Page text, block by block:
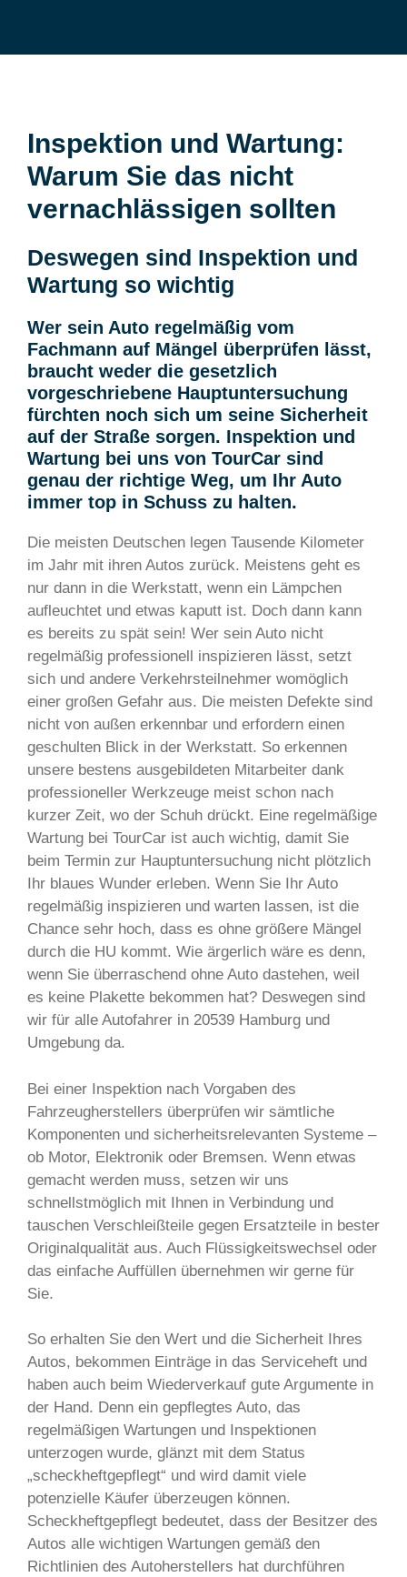
Inspektion und Wartung:
Warum Sie das nicht
vernachlässigen sollten
Deswegen sind Inspektion und
Wartung so wichtig
Wer sein Auto regelmäßig vom
Fachmann auf Mängel überprüfen lässt,
braucht weder die gesetzlich
vorgeschriebene Hauptuntersuchung
fürchten noch sich um seine Sicherheit
auf der Straße sorgen. Inspektion und
Wartung bei uns von TourCar sind
genau der richtige Weg, um Ihr Auto
immer top in Schuss zu halten.
Die meisten Deutschen legen Tausende Kilometer
im Jahr mit ihren Autos zurück. Meistens geht es
nur dann in die Werkstatt, wenn ein Lämpchen
aufleuchtet und etwas kaputt ist. Doch dann kann
es bereits zu spät sein! Wer sein Auto nicht
regelmäßig professionell inspizieren lässt, setzt
sich und andere Verkehrsteilnehmer womöglich
einer großen Gefahr aus. Die meisten Defekte sind
nicht von außen erkennbar und erfordern einen
geschulten Blick in der Werkstatt. So erkennen
unsere bestens ausgebildeten Mitarbeiter dank
professioneller Werkzeuge meist schon nach
kurzer Zeit, wo der Schuh drückt. Eine regelmäßige
Wartung bei TourCar ist auch wichtig, damit Sie
beim Termin zur Hauptuntersuchung nicht plötzlich
Ihr blaues Wunder erleben. Wenn Sie Ihr Auto
regelmäßig inspizieren und warten lassen, ist die
Chance sehr hoch, dass es ohne größere Mängel
durch die HU kommt. Wie ärgerlich wäre es denn,
wenn Sie überraschend ohne Auto dastehen, weil
es keine Plakette bekommen hat? Deswegen sind
wir für alle Autofahrer in 20539 Hamburg und
Umgebung da.
Bei einer Inspektion nach Vorgaben des
Fahrzeugherstellers überprüfen wir sämtliche
Komponenten und sicherheitsrelevanten Systeme –
ob Motor, Elektronik oder Bremsen. Wenn etwas
gemacht werden muss, setzen wir uns
schnellstmöglich mit Ihnen in Verbindung und
tauschen Verschleißteile gegen Ersatzteile in bester
Originalqualität aus. Auch Flüssigkeitswechsel oder
das einfache Auffüllen übernehmen wir gerne für
Sie.
So erhalten Sie den Wert und die Sicherheit Ihres
Autos, bekommen Einträge in das Serviceheft und
haben auch beim Wiederverkauf gute Argumente in
der Hand. Denn ein gepflegtes Auto, das
regelmäßigen Wartungen und Inspektionen
unterzogen wurde, glänzt mit dem Status
„scheckheftgepflegt“ und wird damit viele
potenzielle Käufer überzeugen können.
Scheckheftgepflegt bedeutet, dass der Besitzer des
Autos alle wichtigen Wartungen gemäß den
Richtlinien des Autoherstellers hat durchführen